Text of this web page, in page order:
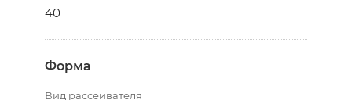
40
Форма
Вид рассеивателя